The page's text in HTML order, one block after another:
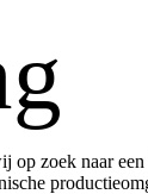
zoek naar